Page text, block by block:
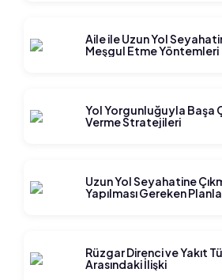
Aile ile Uzun Yol
Meşgul Etme Yöntemleri
Yol Yorgunluğuyla Başa
Verme Stratejileri
Uzun Yol Seyahatine
Yapılması Gereken
Rüzgar Direnci ve Yakıt
Arasındaki İlişki